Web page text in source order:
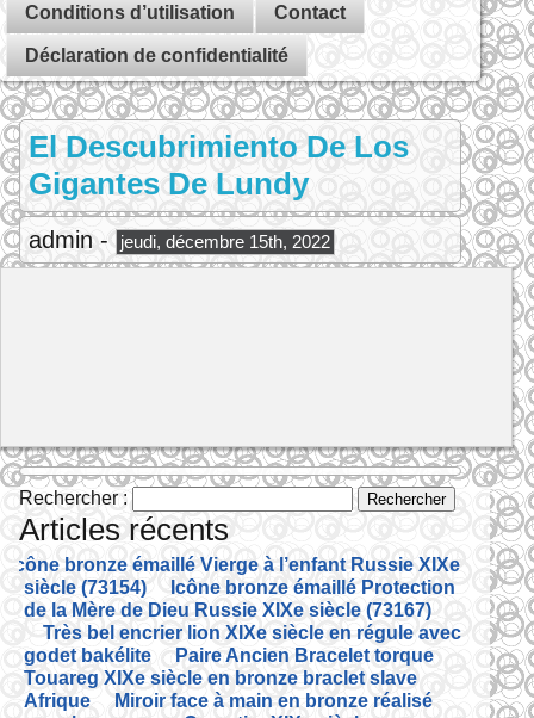
Conditions d’utilisation Contact
Déclaration de confidentialité
El Descubrimiento De Los
Gigantes De Lundy
admin - jeudi, décembre 15th, 2022
Rechercher :
Articles récents
Icône bronze émaillé Vierge à l’enfant Russie XIXe
siècle (73154)
Icône bronze émaillé Protection
de la Mère de Dieu Russie XIXe siècle (73167)
Très bel encrier lion XIXe siècle en régule avec
godet bakélite
Paire Ancien Bracelet torque
Touareg XIXe siècle en bronze braclet slave
Afrique
Miroir face à main en bronze réalisé